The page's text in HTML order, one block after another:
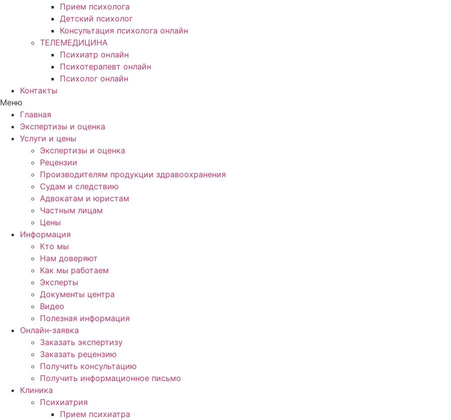
Прием психолога
Детский психолог
Консультация психолога онлайн
ТЕЛЕМЕДИЦИНА
Психиатр онлайн
Психотерапевт онлайн
Психолог онлайн
Контакты
Меню
Главная
Экспертизы и оценка
Услуги и цены
Экспертизы и оценка
Рецензии
Производителям продукции здравоохранения
Судам и следствию
Адвокатам и юристам
Частным лицам
Цены
Информация
Кто мы
Нам доверяют
Как мы работаем
Эксперты
Документы центра
Видео
Полезная информация
Онлайн-заявка
Заказать экспертизу
Заказать рецензию
Получить консультацию
Получить информационное письмо
Клиника
Психиатрия
Прием психиатра